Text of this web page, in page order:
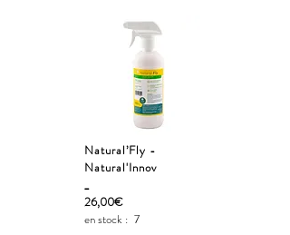
Natural’Fly -
Natural'Innov
_
26,00€
en stock : 7